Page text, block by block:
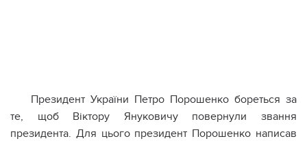
Президент України Петро Порошенко бореться за
те, щоб Віктору Януковичу повернули звання
президента. Для цього президент Порошенко написав